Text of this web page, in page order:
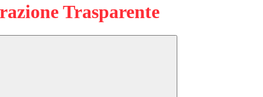
Trasparente